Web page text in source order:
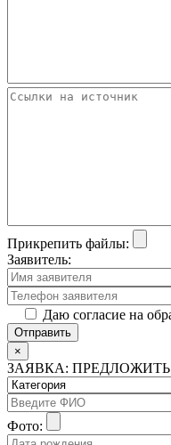
Прикрепить файлы:
Заявитель:
Даю согласие на
×
ЗАЯВКА:
Фото: